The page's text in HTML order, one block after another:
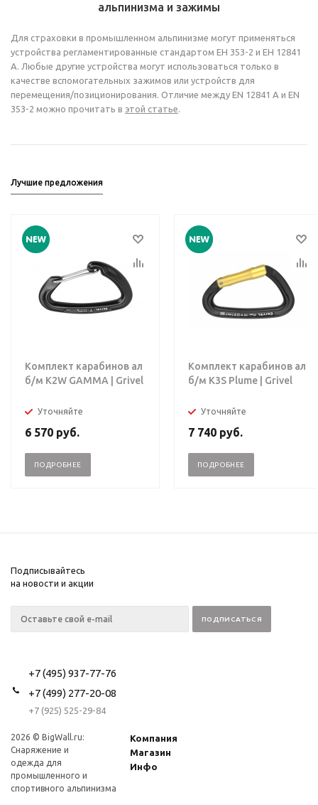
альпинизма и зажимы
Для страховки в промышленном альпинизме могут применяться
устройства регламентированные стандартом ЕН 353-2 и ЕН 12841
А. Любые другие устройства могут использоваться только в
качестве вспомогательных зажимов или устройств для
перемещения/позиционирования. Отличие между EN 12841 A и EN
353-2 можно прочитать в этой статье.
Лучшие предложения
Комплект карабинов ал
б/м K2W GAMMA | Grivel
Уточняйте
6 570 руб.
ПОДРОБНЕЕ
Комплект карабинов ал
б/м K3S Plume | Grivel
Уточняйте
7 740 руб.
ПОДРОБНЕЕ
Подписывайтесь
на новости и акции
+7 (495) 937-77-76
+7 (499) 277-20-08
+7 (925) 525-29-84
2026 © BigWall.ru:
Снаряжение и
одежда для
промышленного и
спортивного альпинизма
Компания
Магазин
Инфо